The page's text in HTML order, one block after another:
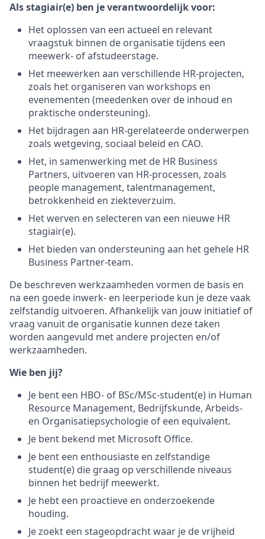
Als stagiair(e) ben je verantwoordelijk voor:
Het oplossen van een actueel en relevant
vraagstuk binnen de organisatie tijdens een
meewerk- of afstudeerstage.
Het meewerken aan verschillende HR-projecten,
zoals het organiseren van workshops en
evenementen (meedenken over de inhoud en
praktische ondersteuning).
Het bijdragen aan HR-gerelateerde onderwerpen
zoals wetgeving, sociaal beleid en CAO.
Het, in samenwerking met de HR Business
Partners, uitvoeren van HR-processen, zoals
people management, talentmanagement,
betrokkenheid en ziekteverzuim.
Het werven en selecteren van een nieuwe HR
stagiair(e).
Het bieden van ondersteuning aan het gehele HR
Business Partner-team.
De beschreven werkzaamheden vormen de basis en
na een goede inwerk- en leerperiode kun je deze vaak
zelfstandig uitvoeren. Afhankelijk van jouw initiatief of
vraag vanuit de organisatie kunnen deze taken
worden aangevuld met andere projecten en/of
werkzaamheden.
Wie ben jij?
Je bent een HBO- of BSc/MSc-student(e) in Human
Resource Management, Bedrijfskunde, Arbeids-
en Organisatiepsychologie of een equivalent.
Je bent bekend met Microsoft Office.
Je bent een enthousiaste en zelfstandige
student(e) die graag op verschillende niveaus
binnen het bedrijf meewerkt.
Je hebt een proactieve en onderzoekende
houding.
Je zoekt een stageopdracht waar je de vrijheid